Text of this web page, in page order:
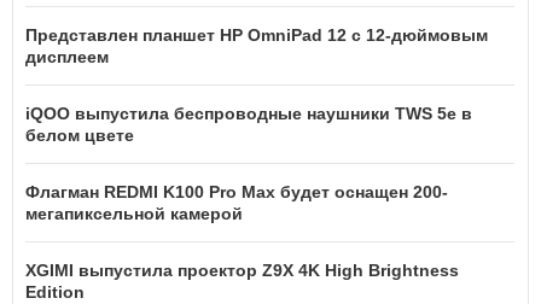
Представлен планшет HP OmniPad 12 с 12-дюймовым
дисплеем
iQOO выпустила беспроводные наушники TWS 5e в
белом цвете
Флагман REDMI K100 Pro Max будет оснащен 200-
мегапиксельной камерой
XGIMI выпустила проектор Z9X 4K High Brightness
Edition